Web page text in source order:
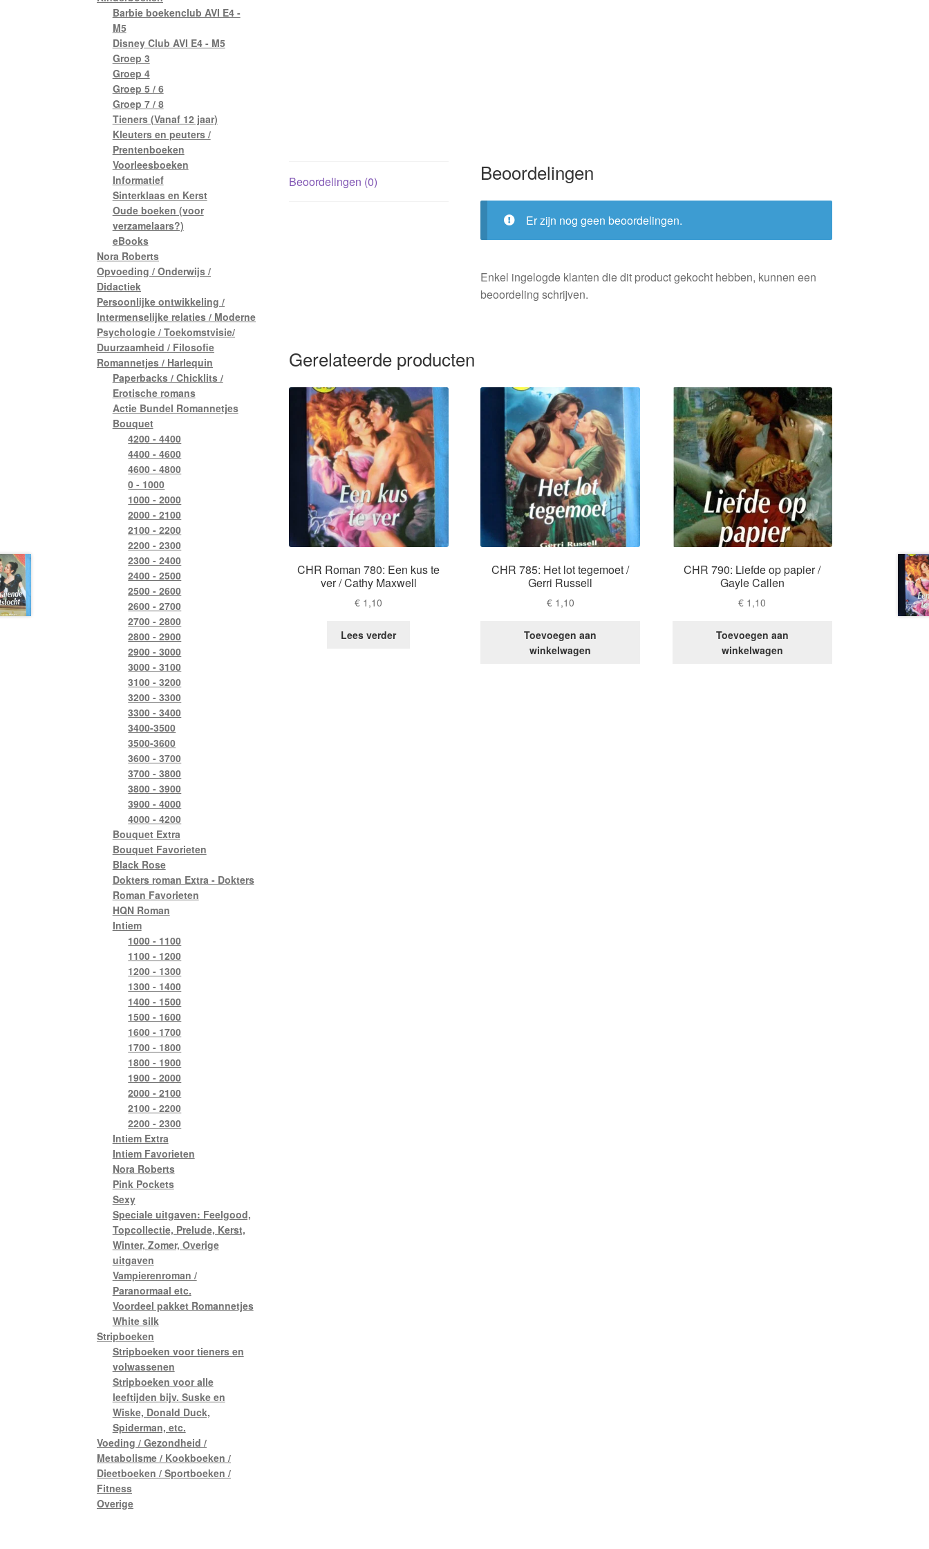
Beoordelingen (0) Beoordelingen
Er zijn nog geen beoordelingen.
Enkel ingelogde klanten die dit product gekocht hebben, kunnen een
beoordeling schrijven.
Gerelateerde producten
CHR Roman 780: Een kus te
ver / Cathy Maxwell
€ 1,10
Lees verder
CHR 785: Het lot tegemoet /
Gerri Russell
€1,10
Toevoegen aan
winkelwagen
CHR 790: Liefde op papier /
Gayle Callen
€ 1,10
Toevoegen aan
winkelwagen
Barbie boekenclub AVI E4 -
M5
Disney Club AVI E4 - M5
Groep 3
Groep 4
Groep 5 / 6
Groep 7 / 8
Tieners (Vanaf 12 jaar)
Kleuters en peuters /
Prentenboeken
Voorleesboeken
Informatief
Sinterklaas en Kerst
Oude boeken (voor
verzamelaars?)
eBooks
Nora Roberts
Opvoeding / Onderwijs /
Didactiek
Persoonlijke ontwikkeling /
Intermenselijke relaties / Moderne
Psychologie / Toekomstvisie/
Duurzaamheid / Filosofie
Romannetjes / Harlequin
Paperbacks / Chicklits /
Erotische romans
Actie Bundel Romannetjes
Bouquet
4200 - 4400
4400 - 4600
4600 - 4800
0 - 1000
1000 - 2000
2000 - 2100
2100 - 2200
2200 - 2300
2300 - 2400
2400 - 2500
2500 - 2600
2600 - 2700
2700 - 2800
2800 - 2900
2900 - 3000
3000 - 3100
3100 - 3200
3200 - 3300
3300 - 3400
3400-3500
3500-3600
3600 - 3700
3700 - 3800
3800 - 3900
3900 - 4000
4000 - 4200
Bouquet Extra
Bouquet Favorieten
Black Rose
Dokters roman Extra - Dokters
Roman Favorieten
HQN Roman
Intiem
1000 - 1100
1100 - 1200
1200 - 1300
1300 - 1400
1400 - 1500
1500 - 1600
1600 - 1700
1700 - 1800
1800 - 1900
1900 - 2000
2000 - 2100
2100 - 2200
2200 - 2300
Intiem Extra
Intiem Favorieten
Nora Roberts
Pink Pockets
Sexy
Speciale uitgaven: Feelgood,
Topcollectie, Prelude, Kerst,
Winter, Zomer, Overige
uitgaven
Vampierenroman /
Paranormaal etc.
Voordeel pakket Romannetjes
White silk
Stripboeken
Stripboeken voor tieners en
volwassenen
Stripboeken voor alle
leeftijden bijv. Suske en
Wiske, Donald Duck,
Spiderman, etc.
Voeding / Gezondheid /
Metabolisme / Kookboeken /
Dieetboeken / Sportboeken /
Fitness
Overige